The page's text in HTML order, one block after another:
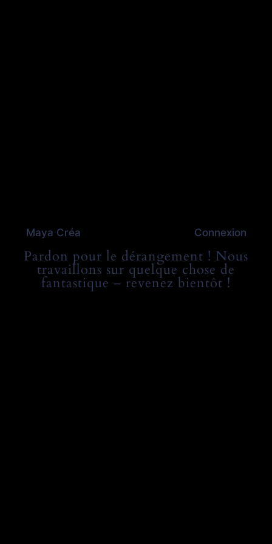
Maya Créa Connexion
Pardon pour le dérangement ! Nous
travaillons sur quelque chose de
fantastique – revenez bientôt !